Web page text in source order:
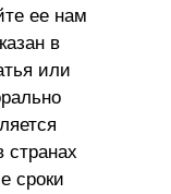
ее нам
в
или
странах
сроки